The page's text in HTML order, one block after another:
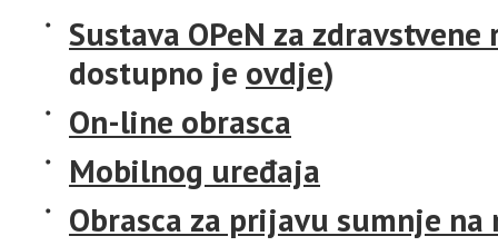
Sustava OPeN za zdravstvene
dostupno je ovdje)
On-line obrasca
Mobilnog uređaja
Obrasca za prijavu sumnje na